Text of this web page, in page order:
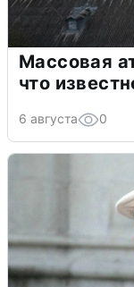
Массовая
что
6 августа 0